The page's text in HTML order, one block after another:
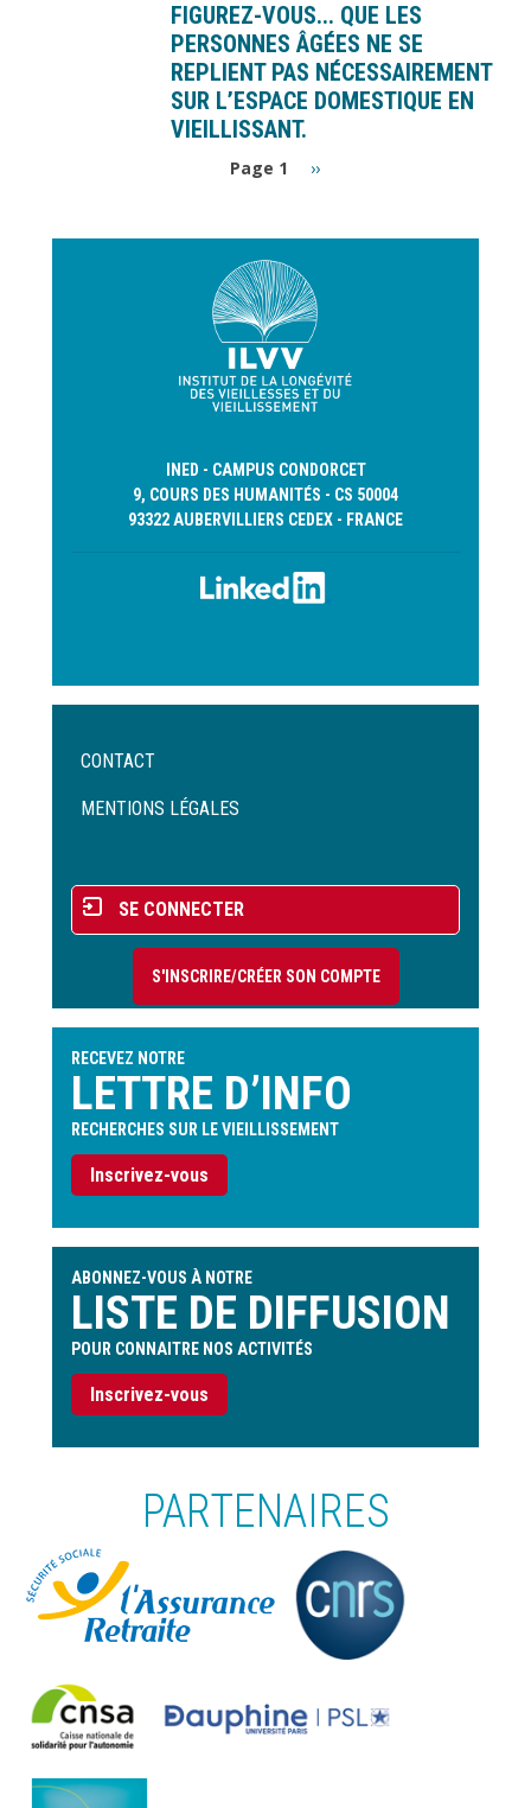
FIGUREZ-VOUS... QUE LES
PERSONNES ÂGÉES NE SE
REPLIENT PAS NÉCESSAIREMENT
SUR L’ESPACE DOMESTIQUE EN
VIEILLISSANT.
Page 1
Page
››
INED - CAMPUS CONDORCET
9, COURS DES HUMANITÉS - CS 50004
93322 AUBERVILLIERS CEDEX - FRANCE
Menu
de
CONTACT
MENTIONS LÉGALES
Menu
du
compte
l'utilisateur
SE CONNECTER
S'INSCRIRE/CRÉER SON COMPTE
RECEVEZ NOTRE
LETTRE D’INFO
RECHERCHES SUR LE VIEILLISSEMENT
Inscrivez-vous
ABONNEZ-VOUS À NOTRE
LISTE DE DIFFUSION
POUR CONNAITRE NOS ACTIVITÉS
Inscrivez-vous
PARTENAIRES